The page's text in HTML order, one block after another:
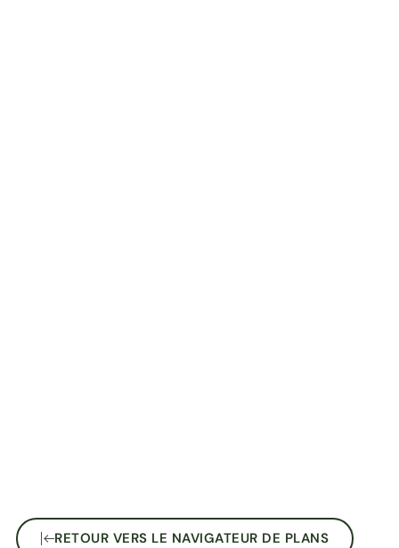
RETOUR VERS LE NAVIGATEUR DE PLANS